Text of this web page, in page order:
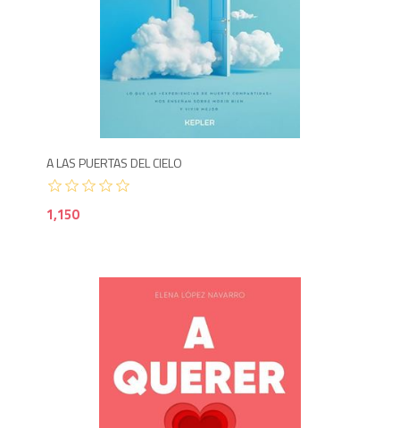
A LAS PUERTAS DEL CIELO
1,150